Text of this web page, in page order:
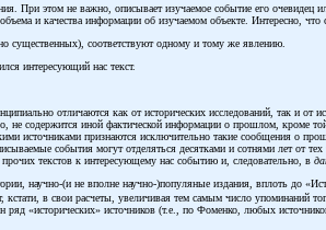
этом не важно, описывает изучаемое событие его очевидец
и качества информации об изучаемом объекте. Интересно,
существенных), соответствуют одному и тому же явлению.
интересующий нас текст.
отличаются как от исторических исследований, так и
содержится иной фактической информации о прошлом, кроме
источниками признаются исключительно такие сообщения о
события могут отделяться десятками и сотнями лет от
текстов к интересующему нас событию и, следовательно, в
научно-(и не вполне научно-)популяные издания, вплоть до
в свои расчеты, увеличивая тем самым число упоминаний
ряд «исторических» источников (т.е., по Фоменко, любых